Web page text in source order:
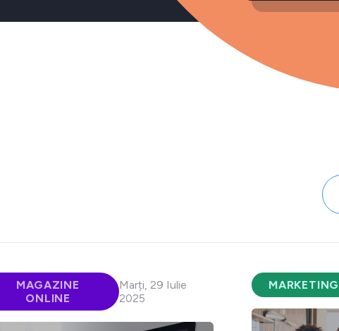
MAGAZINE
ONLINE
Marți, 29 Iulie
2025
MARKETING